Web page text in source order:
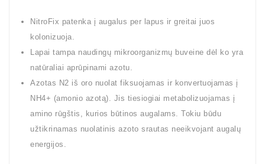
NitroFix patenka į augalus per lapus ir greitai juos
kolonizuoja.
Lapai tampa naudingų mikroorganizmų buveine dėl ko yra
natūraliai aprūpinami azotu.
Azotas N2 iš oro nuolat fiksuojamas ir konvertuojamas į
NH4+ (amonio azotą). Jis tiesiogiai metabolizuojamas į
amino rūgštis, kurios būtinos augalams. Tokiu būdu
užtikrinamas nuolatinis azoto srautas neeikvojant augalų
energijos.